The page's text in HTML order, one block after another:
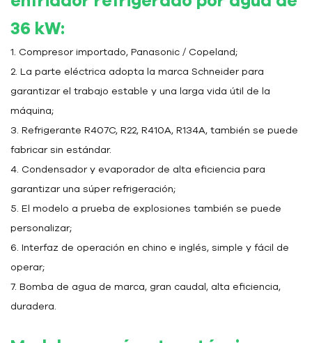
36 kW:
1. Compresor importado, Panasonic / Copeland;
2. La parte eléctrica adopta la marca Schneider para
garantizar el trabajo estable y una larga vida útil de la
máquina;
3. Refrigerante R407C, R22, R410A, R134A, también se puede
fabricar sin estándar.
4. Condensador y evaporador de alta eficiencia para
garantizar una súper refrigeración;
5. El modelo a prueba de explosiones también se puede
personalizar;
6. Interfaz de operación en chino e inglés, simple y fácil de
operar;
7. Bomba de agua de marca, gran caudal, alta eficiencia,
duradera.